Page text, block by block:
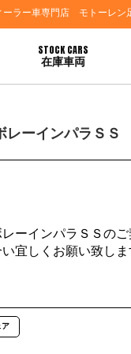
ーラー車専門店 モトーレン
STOCK CARS
在庫車両
パラＳＳ ご契約誠にありがとう
ーインパラＳＳ
ーインパラＳＳの
宜しくお願い致し
ア